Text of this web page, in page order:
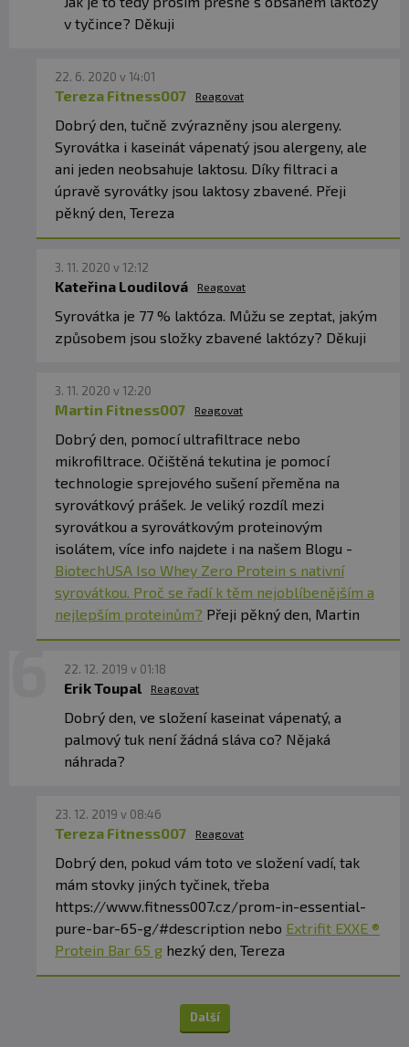
v tyčince? Děkuji
22. 6. 2020 v 14:01
Tereza Fitness007 Reagovat
Dobrý den, tučně zvýrazněny jsou alergeny.
Syrovátka i kaseinát vápenatý jsou alergeny, ale
ani jeden neobsahuje laktosu. Díky filtraci a
úpravě syrovátky jsou laktosy zbavené. Přeji
pěkný den, Tereza
3. 11. 2020 v 12:12
Kateřina Loudilová Reagovat
Syrovátka je 77 % laktóza. Můžu se zeptat, jakým
způsobem jsou složky zbavené laktózy? Děkuji
3. 11. 2020 v 12:20
Martin Fitness007 Reagovat
Dobrý den, pomocí ultrafiltrace nebo
mikrofiltrace. Očištěná tekutina je pomocí
technologie sprejového sušení přeměna na
syrovátkový prášek. Je veliký rozdíl mezi
syrovátkou a syrovátkovým proteinovým
isolátem, více info najdete i na našem Blogu -
BiotechUSA Iso Whey Zero Protein s nativní
syrovátkou. Proč se řadí k těm nejoblíbenějším a
nejlepším proteinům? Přeji pěkný den, Martin
22. 12. 2019 v 01:18
Erik Toupal Reagovat
Dobrý den, ve složení kaseinat vápenatý, a
palmový tuk není žádná sláva co? Nějaká
náhrada?
23. 12. 2019 v 08:46
Tereza Fitness007 Reagovat
Dobrý den, pokud vám toto ve složení vadí, tak
mám stovky jiných tyčinek, třeba
https://www.fitness007.cz/prom-in-essential-
pure-bar-65-g/#description nebo Extrifit EXXE ®
Protein Bar 65 g hezký den, Tereza
Další